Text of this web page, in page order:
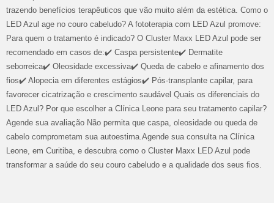
trazendo benefícios terapêuticos que vão muito além da estética. Como o
LED Azul age no couro cabeludo? A fototerapia com LED Azul promove:
Para quem o tratamento é indicado? O Cluster Maxx LED Azul pode ser
recomendado em casos de:✔️ Caspa persistente✔️ Dermatite
seborreica✔️ Oleosidade excessiva✔️ Queda de cabelo e afinamento dos
fios✔️ Alopecia em diferentes estágios✔️ Pós-transplante capilar, para
favorecer cicatrização e crescimento saudável Quais os diferenciais do
LED Azul? Por que escolher a Clínica Leone para seu tratamento capilar?
Agende sua avaliação Não permita que caspa, oleosidade ou queda de
cabelo comprometam sua autoestima.Agende sua consulta na Clínica
Leone, em Curitiba, e descubra como o Cluster Maxx LED Azul pode
transformar a saúde do seu couro cabeludo e a qualidade dos seus fios.